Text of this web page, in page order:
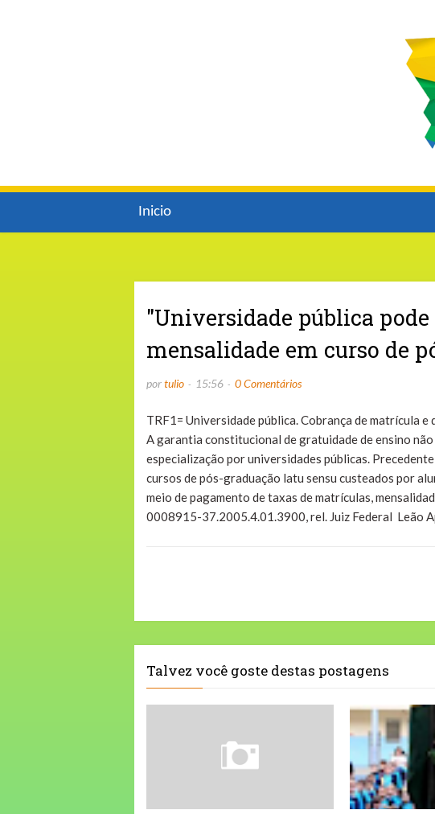
Inicio
"Universidade pública
mensalidade em curso de
portulio 15:56 0 Comentários
TRF1= Universidade pública. Cobrança de matrícula
A garantia constitucional de gratuidade de ensino
especialização por universidades públicas.
cursos de pós-graduação latu sensu custeados por
meio de pagamento de taxas de matrículas,
0008915-37.2005.4.01.3900, rel. Juiz Federal Leão
Talvez você goste destas postagens